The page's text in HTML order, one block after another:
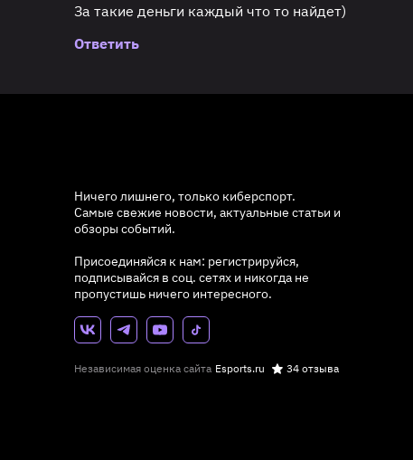
За такие деньги каждый что то найдет)
Ответить
Ничего лишнего, только киберспорт.
Самые свежие новости, актуальные статьи и
обзоры событий.
Присоединяйся к нам: регистрируйся,
подписывайся в соц. сетях и никогда не
пропустишь ничего интересного.
Независимая оценка сайта Esports.ru 34 отзыва